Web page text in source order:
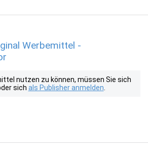
Werbemittel -
nutzen zu können, müssen Sie sich
sich als Publisher anmelden